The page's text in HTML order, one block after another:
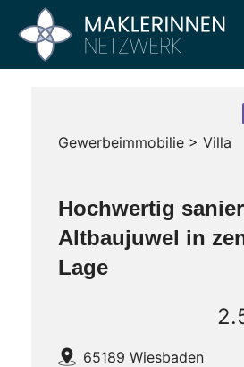
Inhalt
springenMaklerinnen
Vier
Büros
Gewerbeimmobilie > Villa
Hochwertig
Altbaujuwel in
Lage
65189 Wiesbaden